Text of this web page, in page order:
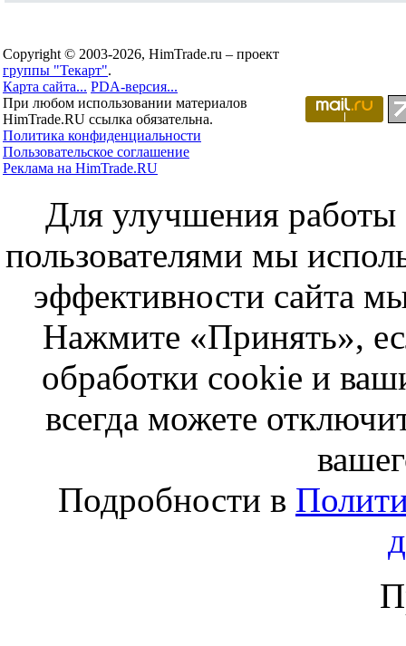
Copyright © 2003-2026, HimTrade.ru – проект
группы "Текарт".
Карта сайта... PDA-версия...
При любом использовании материалов
HimTrade.RU ссылка обязательна.
Политика конфиденциальности
Пользовательское соглашение
Реклама на HimTrade.RU
Для улучшения работы
пользователями мы
эффективности сайта
Нажмите «Принять»,
обработки cookie и
всегда можете
Подробности в